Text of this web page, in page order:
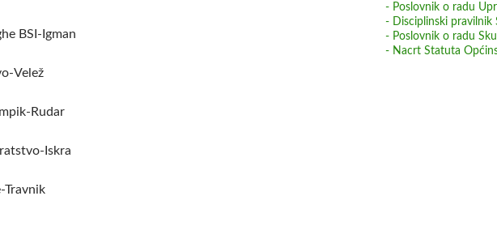
BSI-Igman
Velež
Rudar
Iskra
Travnik
- Poslovnik o radu
- Disciplinski pravilnik
- Poslovnik o radu
- Nacrt Statuta